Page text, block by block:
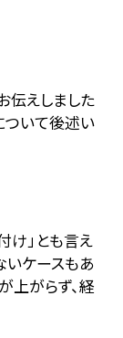
伝えしました
ついて後述い
け」とも言え
いケースもあ
上がらず、経